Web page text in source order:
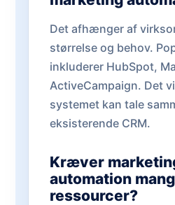
Det afhænger af
størrelse og behov.
inkluderer HubSpot,
ActiveCampaign. Det
systemet kan tale
eksisterende CRM.
Kræver
automation
ressourcer?